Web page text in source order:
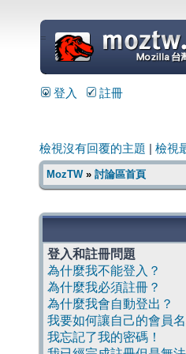
=
登入 註冊
檢視沒有回覆的主題 檢視
MozTW» 討論區首頁
登入和註冊問題
為什麼我不能登入？
為什麼我必須註冊？
為什麼我會自動登出？
我要如何讓自己的會員
我忘記了我的密碼！